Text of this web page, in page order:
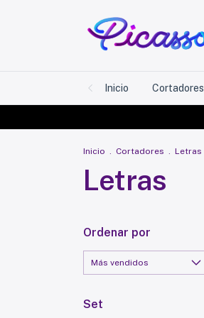
Inicio Cortadores
Inicio Cortadores Letras
Letras
Ordenar por
Set